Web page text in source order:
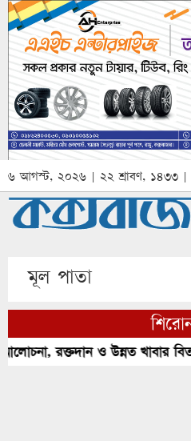
৬ আগস্ট, ২০২৬ | ২২ শ্রাবণ, ১৪৩৩
মূল পাতা
রক্তদান ও উন্নত খাবার